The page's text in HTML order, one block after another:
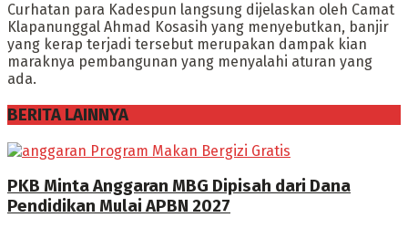
Curhatan para Kadespun langsung dijelaskan oleh Camat
Klapanunggal Ahmad Kosasih yang menyebutkan, banjir
yang kerap terjadi tersebut merupakan dampak kian
maraknya pembangunan yang menyalahi aturan yang
ada.
BERITA LAINNYA
PKB Minta Anggaran MBG Dipisah dari Dana
Pendidikan Mulai APBN 2027